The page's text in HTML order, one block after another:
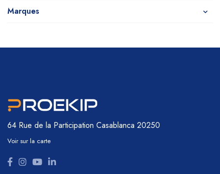
Marques
64 Rue de la Participation Casablanca 20250
Voir sur la carte